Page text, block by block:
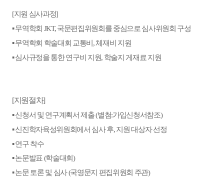
[지원 심사과정]
▪무역학회 JKT,국문편집위원회를 중심으로 심사위원회 구성
▪무역학회 학술대회 교통비,체재비 지원
▪심사규정을 통한 연구비 지원, 학술지 게재료 지원
[지원절차]
▪신청서 및 연구계획서 제출(별첨:가입신청서참조)
▪신진학자육성위원회에서 심사 후,지원 대상자 선정
▪연구 착수
▪논문발표(학술대회)
▪논문 토론 및 심사(국영문지 편집위원회 주관)